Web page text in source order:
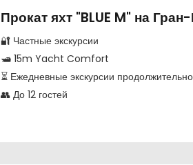
Прокат яхт "BLUE M" на
🔐 Частные экскурсии
🛥️ 15m Yacht Comfort
⏳ Ежедневные экскурсии
👥 До 12 гостей